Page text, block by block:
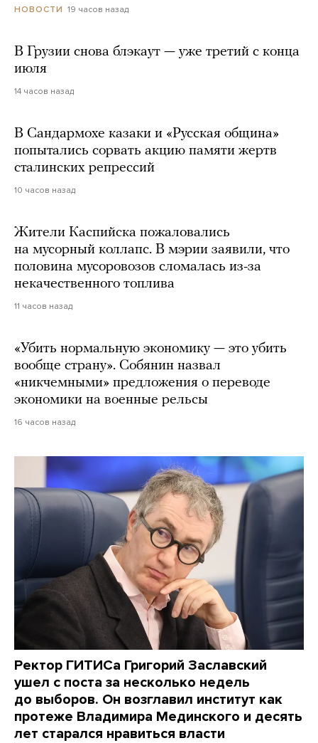
НОВОСТИ 19 часов назад
В Грузии снова блэкаут — уже третий с конца
июля
14 часов назад
В Сандармохе казаки и «Русская община»
попытались сорвать акцию памяти жертв
сталинских репрессий
10 часов назад
Жители Каспийска пожаловались
на мусорный коллапс. В мэрии заявили, что
половина мусоровозов сломалась из-за
некачественного топлива
11 часов назад
«Убить нормальную экономику — это убить
вообще страну». Собянин назвал
«никчемными» предложения о переводе
экономики на военные рельсы
16 часов назад
Ректор ГИТИСа Григорий Заславский
ушел с поста за несколько недель
до выборов. Он возглавил институт как
протеже Владимира Мединского и десять
лет старался нравиться власти